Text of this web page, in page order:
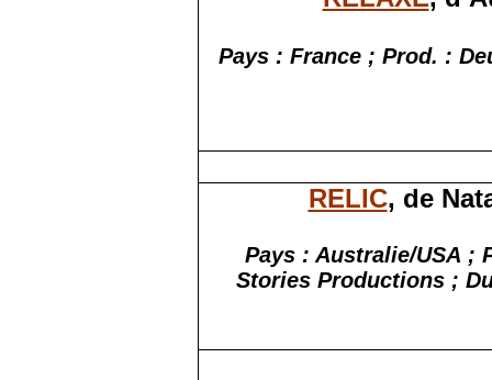
Pays : France ; Prod. :
RELIC, de
Pays : Australie/USA ;
Stories Productions ;